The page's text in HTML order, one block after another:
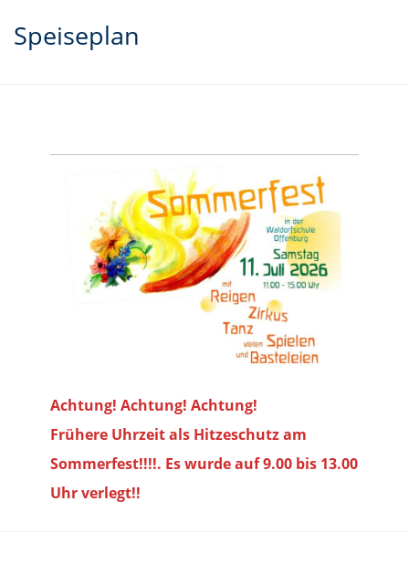
Speiseplan
Achtung! Achtung! Achtung!
Frühere Uhrzeit als Hitzeschutz am
Sommerfest!!!!. Es wurde auf 9.00 bis 13.00
Uhr verlegt!!